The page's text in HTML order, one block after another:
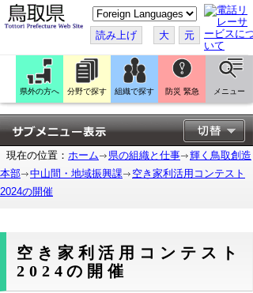
こ
の
ペ
ー
ジ
翻
訳
す
る
読み上げ 大 元
県外の方へ 分野で探す 組織で探す 防災 緊急 メニュー
現在の位置： ホーム 県の組織と仕事
輝く鳥取創造
本部
中山間・地域振興課
空き家利活用コンテスト
2024の開催
空き家利活用コンテスト
2024の開催